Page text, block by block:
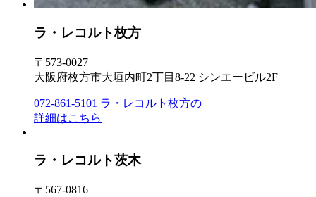
ラ・レコルト枚方
〒573-0027
大阪府枚方市大垣内町2丁目8-22 シンエービル2F
072-861-5101 ラ・レコルト枚方の
詳細はこちら
ラ・レコルト茨木
〒567-0816